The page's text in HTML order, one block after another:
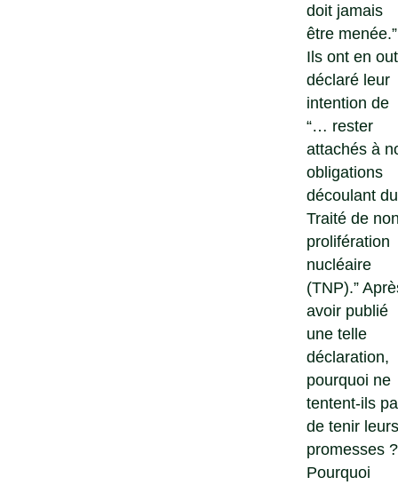
doit jamais
être menée.”
Ils ont en
déclaré leur
intention de
“… rester
attachés à
obligations
découlant du
Traité de
prolifération
nucléaire
(TNP).”
avoir publié
une telle
déclaration,
pourquoi ne
tentent-ils
de tenir leurs
promesses ?
Pourquoi